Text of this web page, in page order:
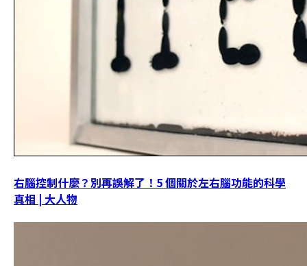
右腦控制什麼？別再誤解了！5 個關於左右腦功能的科學
真相 | 大人物